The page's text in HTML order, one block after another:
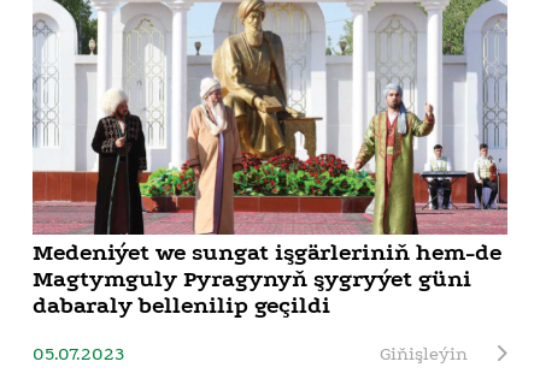
Medeniýet we sungat işgärleriniň hem-de
Magtymguly Pyragynyň şygryýet güni
dabaraly bellenilip geçildi
05.07.2023 Giňişleýin